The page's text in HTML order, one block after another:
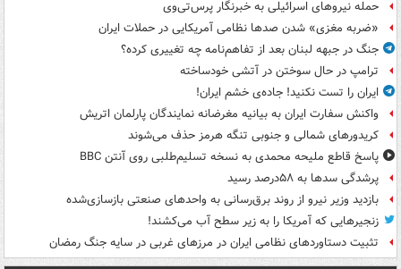
حمله نیروهای اسرائیلی به خبرنگار پرس‌تی‌وی
«ضربه مغزی» شدن صدها نظامی آمریکایی در حملات ایران
جنگ در جبهه لبنان بعد از تفاهم‌نامه چه تغییری کرده؟
ترامپ در حال سوختن در آتشی خودساخته
ایران را تست نکنید! جاده‌ی خشم ایران!
واکنش سفارت ایران به بیانیه مغرضانه نمایندگان پارلمان اتریش
کریدورهای شمالی و جنوبی تنگه هرمز حذف می‌شوند
پاسخ قاطع ملیحه محمدی به نسخه تسلیم‌طلبی روی آنتن BBC
پرشدگی سدها به ۵۸درصد رسید
بازدید وزیر نیرو از روند برق‌رسانی به واحدهای صنعتی بازسازی‌شده
زنجیرهایی که آمریکا را به زیر سطح آب می‌کشند!
تثبیت دستاوردهای نظامی ایران در مرزهای غربی در سایه جنگ رمضان